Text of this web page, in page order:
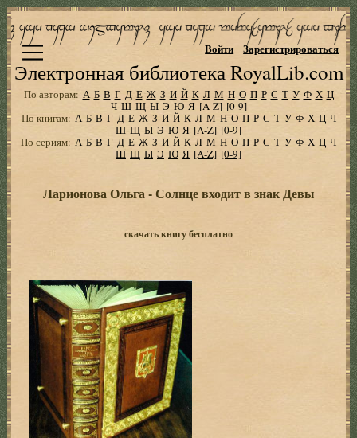
Электронная библиотека RoyalLib.com
Войти Зарегистрироваться
По авторам: А Б В Г Д Е Ж З И Й К Л М Н О П Р С Т У Ф Х Ц
Ч Ш Щ Ы Э Ю Я [A-Z] [0-9]
По книгам: А Б В Г Д Е Ж З И Й К Л М Н О П Р С Т У Ф Х Ц Ч
Ш Щ Ы Э Ю Я [A-Z] [0-9]
По сериям: А Б В Г Д Е Ж З И Й К Л М Н О П Р С Т У Ф Х Ц Ч
Ш Щ Ы Э Ю Я [A-Z] [0-9]
Ларионова Ольга - Солнце входит в знак Девы
скачать книгу бесплатно